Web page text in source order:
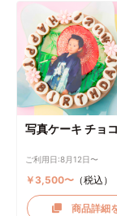
写真ケーキ チョコ
ご利用日:8月12日〜
￥3,500〜（税込）
商品詳細